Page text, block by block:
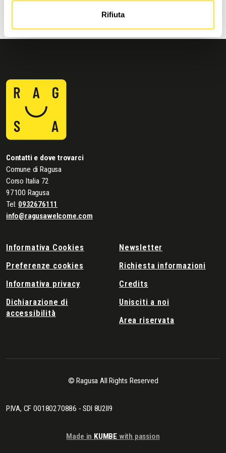
Rifiuta
Contatti e dove trovarci
Comune di Ragusa
Corso Italia 72
97100 Ragusa
Tel: 0932676111
info@ragusawelcome.com
Informativa Cookies
Preferenze cookies
Informativa privacy
Dichiarazione di
accessibilità
Newsletter
Richiesta informazioni
Credits
Unisciti a noi
Area riservata
© Ragusa All Rights Reserved
P.IVA, CF 00180270886 - SDI 8U2II9
Made in KUMBE with passion